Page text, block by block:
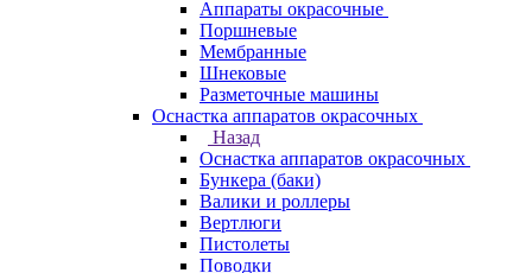
Аппараты окрасочные
Поршневые
Мембранные
Шнековые
Разметочные машины
Оснастка аппаратов окрасочных
Назад
Оснастка аппаратов окрасочных
Бункера (баки)
Валики и роллеры
Вертлюги
Пистолеты
Поводки